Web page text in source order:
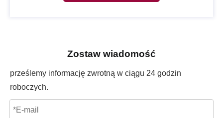
Zostaw wiadomość
prześlemy informację zwrotną w ciągu 24 godzin
roboczych.